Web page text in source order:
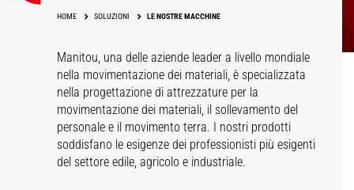
HOME SOLUZIONI LE NOSTRE MACCHINE
Manitou, una delle aziende leader a livello mondiale
nella movimentazione dei materiali, è specializzata
nella progettazione di attrezzature per la
movimentazione dei materiali, il sollevamento del
personale e il movimento terra. I nostri prodotti
soddisfano le esigenze dei professionisti più esigenti
del settore edile, agricolo e industriale.